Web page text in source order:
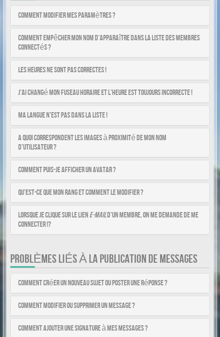
Comment modifier mes paramètres ?
Comment empêcher mon nom d’apparaître dans la liste des membres
connectés ?
Les heures ne sont pas correctes !
J’ai changé mon fuseau horaire et l’heure est toujours incorrecte !
Ma langue n’est pas dans la liste !
A quoi correspondent les images à proximité de mon nom
d’utilisateur ?
Comment puis-je afficher un avatar ?
Qu’est-ce que mon rang et comment le modifier ?
Lorsque je clique sur le liene-maild’un membre, on me demande de me
connecter !?
PROBLÈMES LIÉS À LA PUBLICATION DE MESSAGES
Comment créer un nouveau sujet ou poster une réponse ?
Comment modifier ou supprimer un message ?
Comment ajouter une signature à mes messages ?